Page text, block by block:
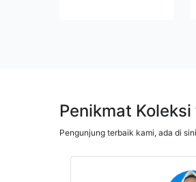
Penikmat
Pengunjung terbaik kami, ada di